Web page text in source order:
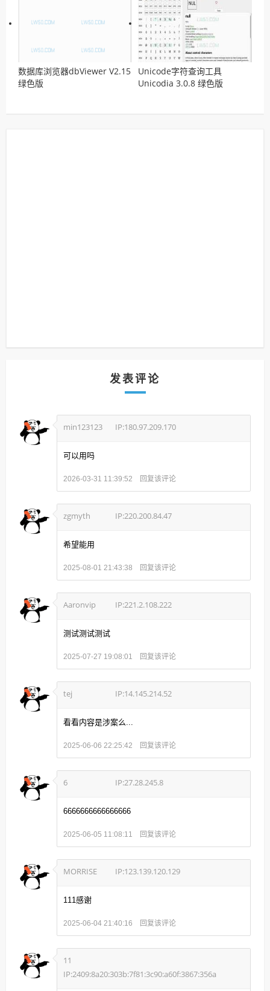
数据库浏览器dbViewer V2.15
绿色版
Unicode字符查询工具
Unicodia 3.0.8 绿色版
发表评论
min123123 IP:180.97.209.170
可以用吗
2026-03-31 11:39:52 回复该评论
zgmyth IP:220.200.84.47
希望能用
2025-08-01 21:43:38 回复该评论
Aaronvip IP:221.2.108.222
测试测试测试
2025-07-27 19:08:01 回复该评论
tej IP:14.145.214.52
看看内容是涉案么...
2025-06-06 22:25:42 回复该评论
6 IP:27.28.245.8
6666666666666666
2025-06-05 11:08:11 回复该评论
MORRISE IP:123.139.120.129
111感谢
2025-06-04 21:40:16 回复该评论
11
IP:2409:8a20:303b:7f81:3c90:a60f:3867:356a